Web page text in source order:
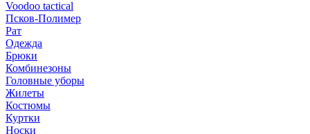
Voodoo tactical
Псков-Полимер
Рат
Одежда
Брюки
Комбинезоны
Головные уборы
Жилеты
Костюмы
Куртки
Носки